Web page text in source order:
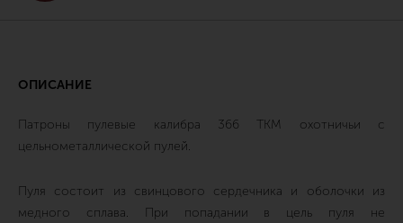
ОПИСАНИЕ
Патроны пулевые калибра 366 ТКМ охотничьи с
цельнометаллической пулей.
Пуля состоит из свинцового сердечника и оболочки из
медного сплава. При попадании в цель пуля не